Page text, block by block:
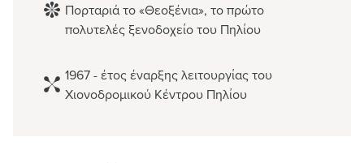
Πορταριά το «Θεοξένια», το πρώτο
πολυτελές ξενοδοχείο του Πηλίου
1967 - έτος έναρξης λειτουργίας του
Χιονοδρομικού Κέντρου Πηλίου